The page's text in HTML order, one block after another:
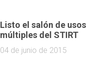
Listo el salón de usos
múltiples del STIRT
04 de junio de 2015